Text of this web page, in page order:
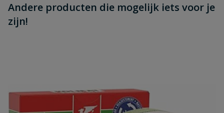
Andere producten die mogelijk iets voor je
zijn!